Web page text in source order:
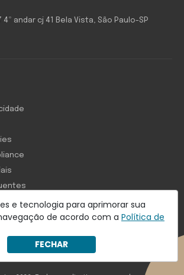
e tecnologia para aprimorar sua
de acordo com a Política de
FECHAR
4º andar cj 41 Bela Vista, São Paulo-SP
tecnologia:
Solution